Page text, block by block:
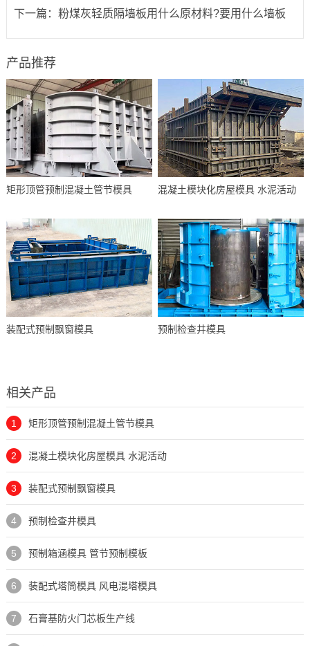
下一篇： 粉煤灰轻质隔墙板用什么原材料?要用什么墙板
产品推荐
矩形顶管预制混凝土管节模具 混凝土模块化房屋模具 水泥活动
装配式预制飘窗模具 预制检查井模具
相关产品
1 矩形顶管预制混凝土管节模具
2 混凝土模块化房屋模具 水泥活动
3 装配式预制飘窗模具
4 预制检查井模具
5 预制箱涵模具 管节预制模板
6 装配式塔筒模具 风电混塔模具
7 石膏基防火门芯板生产线